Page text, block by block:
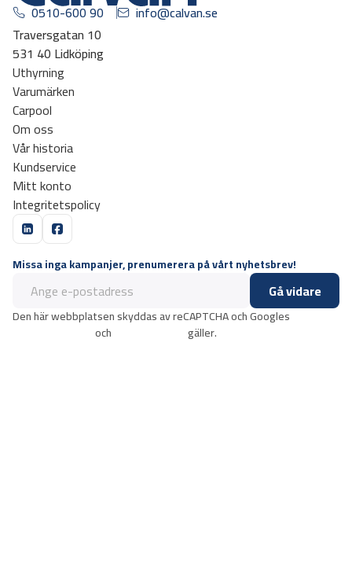
0510-600 90
info@calvan.se
Traversgatan 10
531 40 Lidköping
Uthyrning
Varumärken
Carpool
Om oss
Vår historia
Kundservice
Mitt konto
Integritetspolicy
Missa inga kampanjer, prenumerera på vårt nyhetsbrev!
Gå vidare
Den här webbplatsen skyddas av reCAPTCHA och Googles
och gäller.